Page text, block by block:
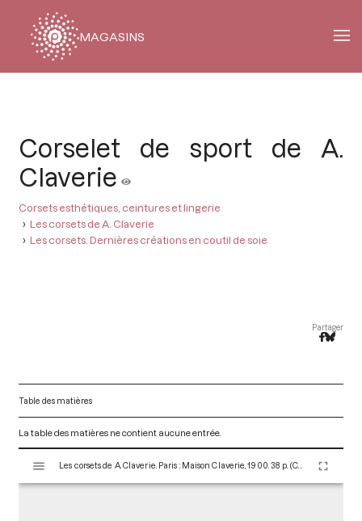
MAGASINS
Corselet de sport de A.
Claverie
Corsets esthétiques, ceintures et lingerie
Les corsets de A. Claverie
Les corsets. Dernières créations en coutil de soie
Partager
Table des matières
La table des matières ne contient aucune entrée.
s
Les corsets de A. Claverie. Paris : Maison Claverie, 1900. 38 p. (Corsets esthétiques, ceintures et lingerie, 7)